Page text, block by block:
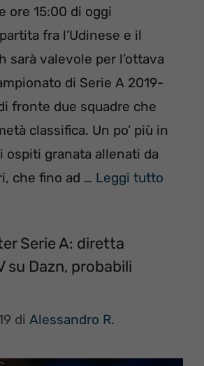
ore 15:00 di oggi
fra l’Udinese e il
sarà valevole per l’ottava
di Serie A 2019-
fronte due squadre che
classifica. Un po’ più in
ospiti granata allenati da
che fino ad … Leggi tutto
Serie A: diretta
su Dazn, probabili
di Alessandro R.